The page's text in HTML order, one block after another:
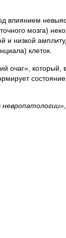
влиянием
мозга)
и низкой
клеток.
очаг», который,
состояние